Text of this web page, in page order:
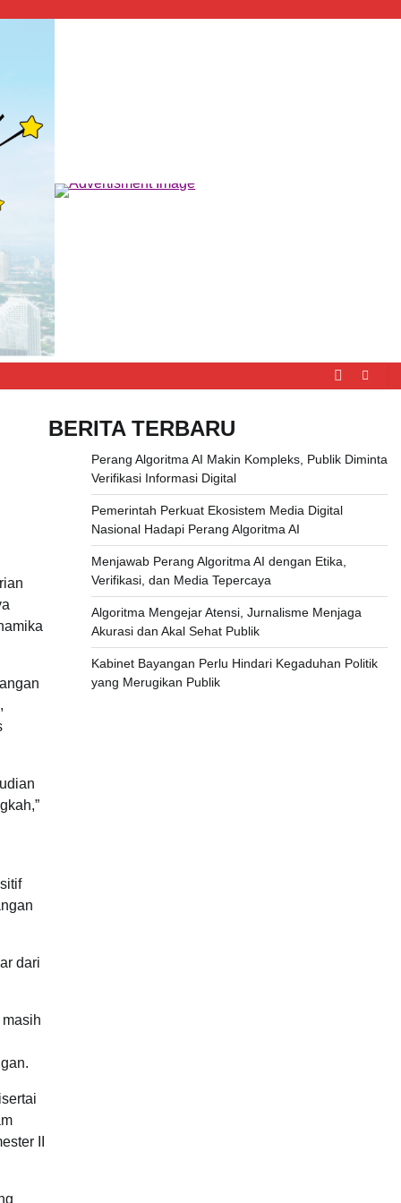
dari
II
BERITA TERBARU
Perang Algoritma AI Makin Kompleks, Publik Diminta
Verifikasi Informasi Digital
Pemerintah Perkuat Ekosistem Media Digital
Nasional Hadapi Perang Algoritma AI
Menjawab Perang Algoritma AI dengan Etika,
Verifikasi, dan Media Tepercaya
Algoritma Mengejar Atensi, Jurnalisme Menjaga
Akurasi dan Akal Sehat Publik
Kabinet Bayangan Perlu Hindari Kegaduhan Politik
yang Merugikan Publik